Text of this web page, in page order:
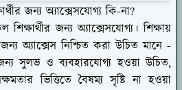
জন্য অ্যাক্সেসযোগ্য কি-না?
জন্য অ্যাক্সেসযোগ্য। শিক্ষায়
অ্যাক্সেস নিশ্চিত করা উচিত মানে -
সুলভ ও ব্যবহারযোগ্য হওয়া উচিত,
ভিত্তিতে বৈষম্য সৃষ্টি না হওয়া